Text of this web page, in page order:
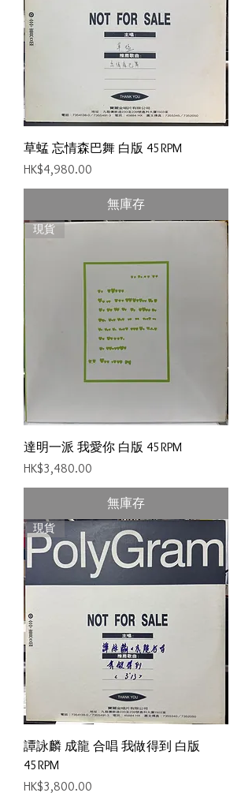
草蜢 忘情森巴舞 白版 45RPM
價格
HK$4,980.00
無庫存
現貨
達明一派 我愛你 白版 45RPM
價格
HK$3,480.00
無庫存
現貨
譚詠麟 成龍 合唱 我做得到 白版
45RPM
價格
HK$3,800.00